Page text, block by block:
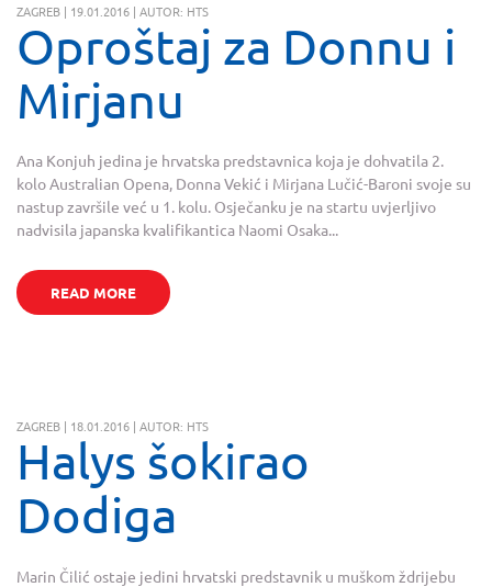
ZAGREB | 19.01.2016 | AUTOR: HTS
Oproštaj za Donnu i
Mirjanu
Ana Konjuh jedina je hrvatska predstavnica koja je dohvatila 2.
kolo Australian Opena, Donna Vekić i Mirjana Lučić-Baroni svoje su
nastup završile već u 1. kolu. Osječanku je na startu uvjerljivo
nadvisila japanska kvalifikantica Naomi Osaka...
READ MORE
ZAGREB | 18.01.2016 | AUTOR: HTS
Halys šokirao
Dodiga
Marin Čilić ostaje jedini hrvatski predstavnik u muškom ždrijebu